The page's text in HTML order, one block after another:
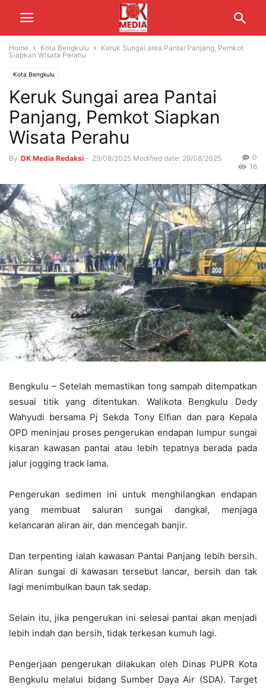
Home Kota Bengkulu
Keruk Sungai area Pantai Panjang, Pemkot
Siapkan Wisata Perahu
Kota Bengkulu
Keruk Sungai area Pantai
Panjang, Pemkot Siapkan
Wisata Perahu
By DK Media Redaksi - 29/08/2025 Modified date: 29/08/2025
0
16
Bengkulu – Setelah memastikan tong sampah ditempatkan
sesuai titik yang ditentukan. Walikota Bengkulu Dedy
Wahyudi bersama Pj Sekda Tony Elfian dan para Kepala
OPD meninjau proses pengerukan endapan lumpur sungai
kisaran kawasan pantai atau lebih tepatnya berada pada
jalur jogging track lama.
Pengerukan sedimen ini untuk menghilangkan endapan
yang membuat saluran sungai dangkal, menjaga
kelancaran aliran air, dan mencegah banjir.
Dan terpenting ialah kawasan Pantai Panjang lebih bersih.
Aliran sungai di kawasan tersebut lancar, bersih dan tak
lagi menimbulkan baun tak sedap.
Selain itu, jika pengerukan ini selesai pantai akan menjadi
lebih indah dan bersih, tidak terkesan kumuh lagi.
Pengerjaan pengerukan dilakukan oleh Dinas PUPR Kota
Bengkulu melalui bidang Sumber Daya Air (SDA). Target